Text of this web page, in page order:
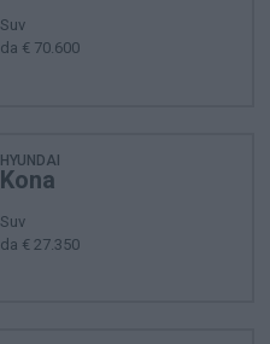
Suv
da € 70.600
HYUNDAI
Kona
Suv
da € 27.350